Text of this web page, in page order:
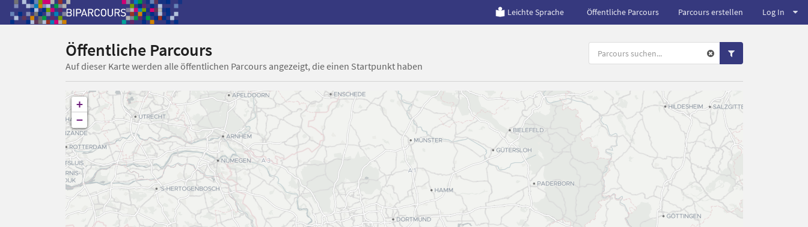
Leichte Sprache Öffentliche Parcours Parcours erstellen Log In
Öffentliche Parcours
Auf dieser Karte werden alle öffentlichen Parcours angezeigt, die einen Startpunkt haben
+
−